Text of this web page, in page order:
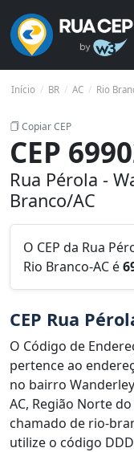
Início BR AC Rio
Copiar CEP
CEP
Rua Pérola -
Branco/AC
O CEP da Rua
Rio Branco-AC é
CEP Rua
O Código de
pertence ao
no bairro
AC, Região Norte
chamado de rio-
utilize o código